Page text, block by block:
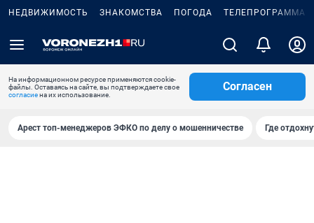
НЕДВИЖИМОСТЬ ЗНАКОМСТВА ПОГОДА ТЕЛЕПРОГРАММА
На информационном ресурсе применяются cookie-
файлы. Оставаясь на сайте, вы подтверждаете свое
согласиена их использование.
Согласен
Арест топ-менеджеров ЭФКО по делу о мошенничестве Где